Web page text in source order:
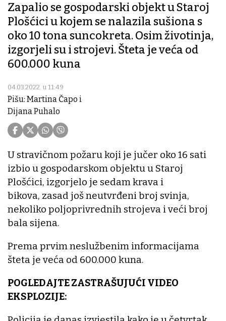
Zapalio se gospodarski objekt u Staroj
Plošćici u kojem se nalazila sušiona s
oko 10 tona suncokreta. Osim životinja,
izgorjeli su i strojevi. Šteta je veća od
600.000 kuna
04.03.2022. u 11:49
Pišu: Martina Čapo i
Dijana Puhalo
U stravičnom požaru koji je jučer oko 16 sati
izbio u gospodarskom objektu u Staroj
Plošćici, izgorjelo je sedam krava i
bikova, zasad još neutvrđeni broj svinja,
nekoliko poljoprivrednih strojeva i veći broj
bala sijena.
Prema prvim neslužbenim informacijama
šteta je veća od 600.000 kuna.
POGLEDAJTE ZASTRAŠUJUĆI VIDEO
EKSPLOZIJE: